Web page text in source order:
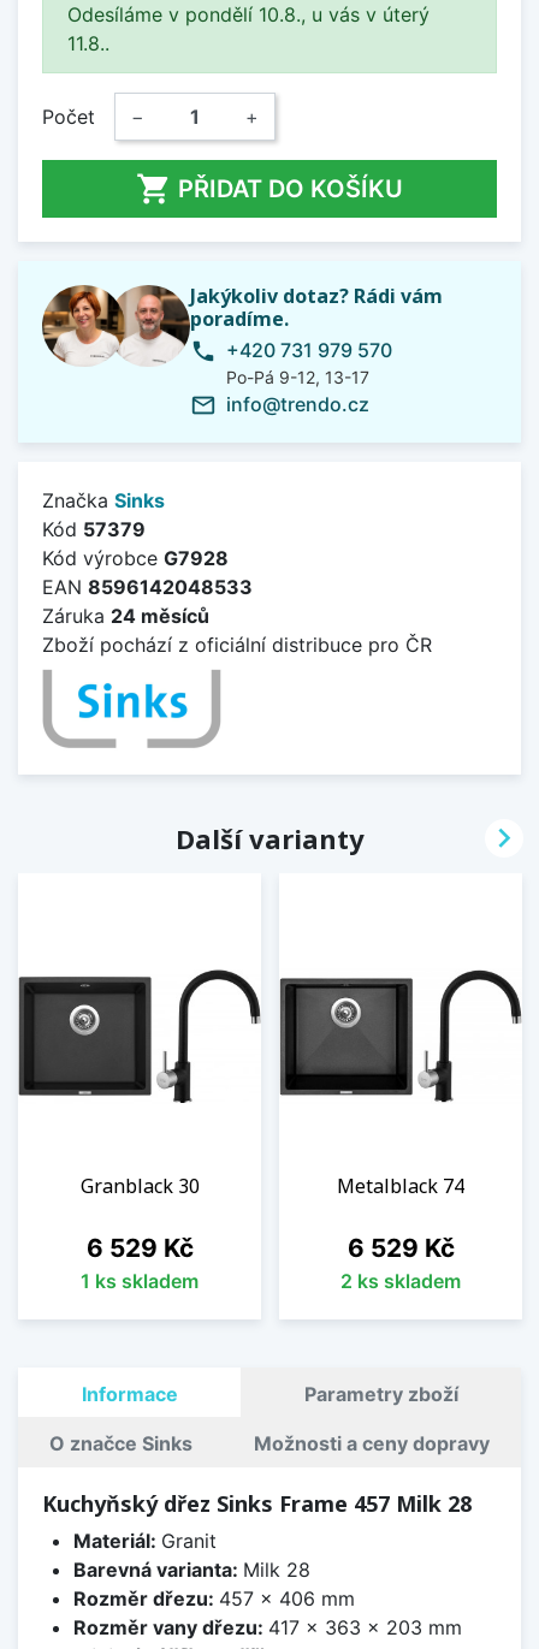
Odesíláme v pondělí 10.8., u vás v úterý
11.8..
Počet − +
 PŘIDAT DO KOŠÍKU
Jakýkoliv dotaz? Rádi vám
poradíme.
phone +420 731 979 570
Po-Pá 9-12, 13-17
mail_outline info@trendo.cz
Značka Sinks
Kód 57379
Kód výrobce G7928
EAN 8596142048533
Záruka 24 měsíců
Zboží pochází z oficiální distribuce pro ČR
Další varianty
Granblack 30
Cena
6 529 Kč
1 ks skladem
Metalblack 74
Cena
6 529 Kč
2 ks skladem

Informace Parametry zboží
O značce Sinks Možnosti a ceny dopravy
Kuchyňský dřez Sinks Frame 457 Milk 28
Materiál: Granit
Barevná varianta: Milk 28
Rozměr dřezu: 457 x 406 mm
Rozměr vany dřezu: 417 x 363 x 203 mm